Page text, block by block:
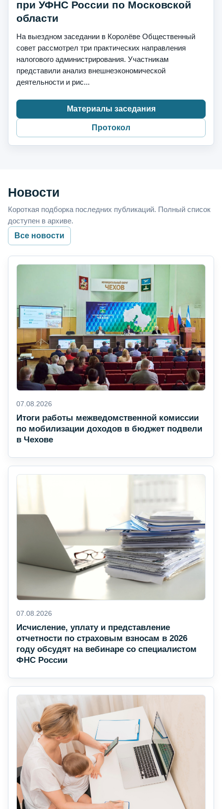
при УФНС России по Московской
области
На выездном заседании в Королёве Общественный
совет рассмотрел три практических направления
налогового администрирования. Участникам
представили анализ внешнеэкономической
деятельности и рис...
Материалы заседания
Протокол
Новости
Короткая подборка последних публикаций. Полный список
доступен в архиве.
Все новости
07.08.2026
Итоги работы межведомственной комиссии
по мобилизации доходов в бюджет подвели
в Чехове
07.08.2026
Исчисление, уплату и представление
отчетности по страховым взносам в 2026
году обсудят на вебинаре со специалистом
ФНС России